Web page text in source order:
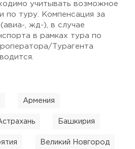
учитывать возможное
по туру. Компенсация за
, жд-), в случае
в рамках тура по
Турагента
Армения
Башкирия
Великий Новгород